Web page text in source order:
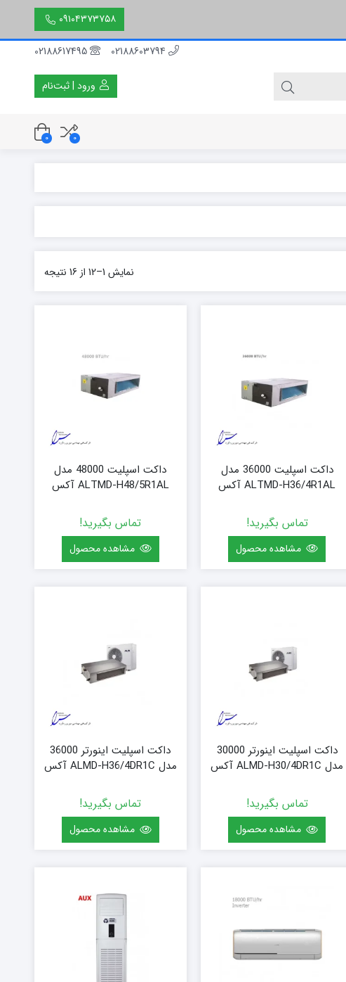
۰۹۱۰۴۳۷۳۷۵۸
02188617495
ورود | ثبت‌نام
0
0
نمایش 1–12 از 16 نتیجه
داکت اسپلیت 36000 مدل
ALTMD-H36/4R1AL آکس
تماس بگیرید!
مشاهده محصول
داکت اسپلیت 48000 مدل
ALTMD-H48/5R1AL آکس
تماس بگیرید!
مشاهده محصول
داکت اسپلیت اینورتر 30000
مدل ALMD-H30/4DR1C آکس
تماس بگیرید!
مشاهده محصول
داکت اسپلیت اینورتر 36000
مدل ALMD-H36/4DR1C آکس
تماس بگیرید!
مشاهده محصول